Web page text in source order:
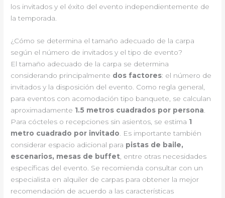
los invitados y el éxito del evento independientemente de
la temporada.
¿Cómo se determina el tamaño adecuado de la carpa
según el número de invitados y el tipo de evento?
El tamaño adecuado de la carpa se determina
considerando principalmente dos factores: el número de
invitados y la disposición del evento. Como regla general,
para eventos con acomodación tipo banquete, se calculan
aproximadamente 1.5 metros cuadrados por persona
Para cócteles o recepciones sin asientos, se estima 1
metro cuadrado por invitado . Es importante también
considerar espacio adicional para pistas de baile,
escenarios, mesas de buffet , entre otras necesidades
específicas del evento. Se recomienda consultar con un
especialista en alquiler de carpas para obtener la mejor
recomendación de acuerdo a las características